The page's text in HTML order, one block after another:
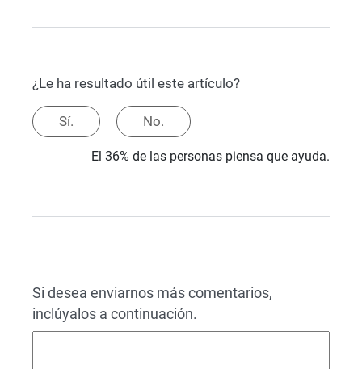
¿Le ha resultado útil este artículo?
Sí. No.
El 36% de las personas piensa que ayuda.
Si desea enviarnos más comentarios,
inclúyalos a continuación.